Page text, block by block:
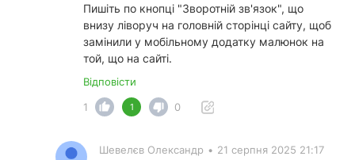
Пишіть по кнопці "Зворотній зв'язок", що
внизу ліворуч на головній сторінці сайту, щоб
замінили у мобільному додатку малюнок на
той, що на сайті.
Відповісти
1
1 0
Шевелєв Олександр • 21 серпня 2025 21:17